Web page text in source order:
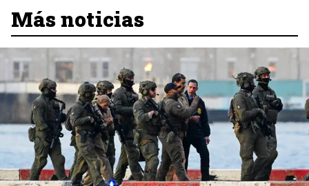
Más noticias